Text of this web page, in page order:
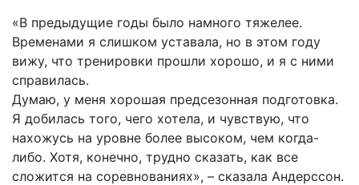
«В предыдущие годы было намного тяжелее.
Временами я слишком уставала, но в этом году
вижу, что тренировки прошли хорошо, и я с ними
справилась.
Думаю, у меня хорошая предсезонная подготовка.
Я добилась того, чего хотела, и чувствую, что
нахожусь на уровне более высоком, чем когда-
либо. Хотя, конечно, трудно сказать, как все
сложится на соревнованиях», – сказала Андерссон.